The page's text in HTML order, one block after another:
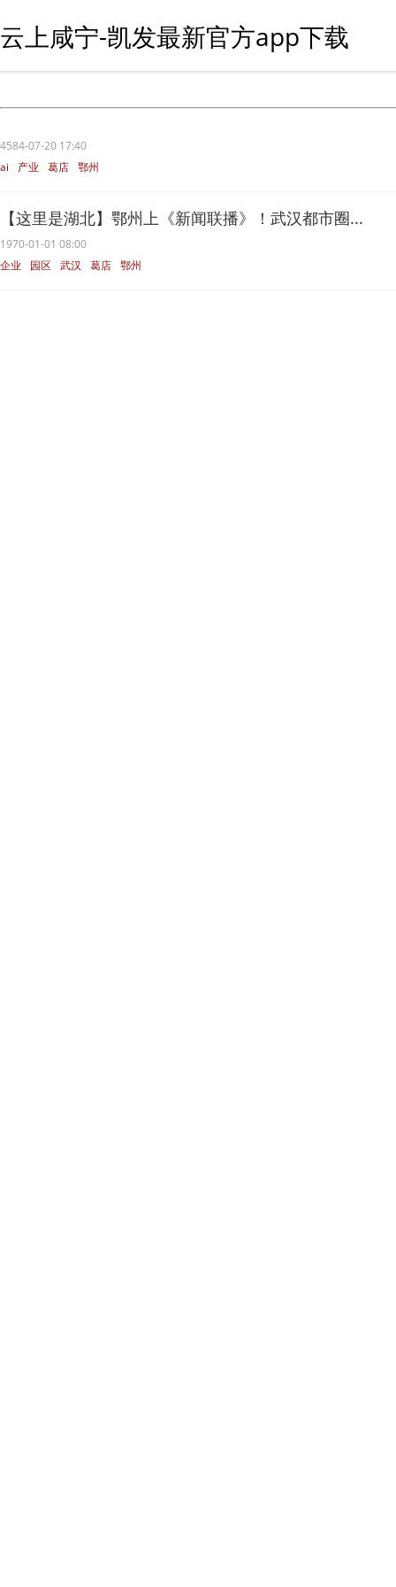
云上咸宁-凯发最新官方app下载
4584-07-20 17:40
ai
产业 葛店 鄂州
【这里是湖北】鄂州上《新闻联播》！武汉都市圈...
1970-01-01 08:00
企业
园区 武汉 葛店 鄂州